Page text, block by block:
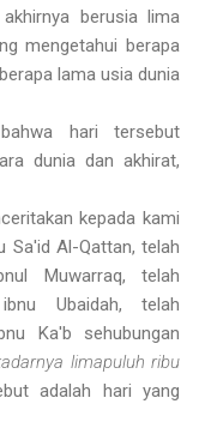
berusia lima
mengetahui berapa
lama usia dunia
hari tersebut
dunia dan akhirat,
kepada kami
Sa'id Al-Qattan, telah
Muwarraq, telah
Ubaidah, telah
Ka'b sehubungan
limapuluh ribu
adalah hari yang